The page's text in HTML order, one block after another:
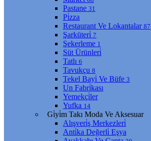
Pastane 31
Pi̇zza
Restaurant Ve Lokantalar 87
Şarküteri̇ 7
Şekerleme 1
Süt Ürünleri̇
Tatlı 6
Tavukçu 8
Tekel Bayi̇ Ve Büfe 3
Un Fabri̇kası
Yemekçi̇ler
Yufka 14
Gi̇yi̇m Takı Moda Ve Aksesuar
Alışveri̇ş Merkezleri̇
Anti̇ka Değerli̇ Eşya